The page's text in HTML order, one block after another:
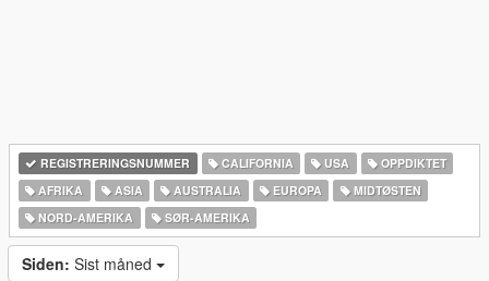
REGISTRERINGSNUMMER CALIFORNIA USA
OPPDIKTET
AFRIKA
ASIA AUSTRALIA EUROPA
MIDTØSTEN
NORD-AMERIKA‎
SØR-AMERIKA‎
Siden: Sist måned